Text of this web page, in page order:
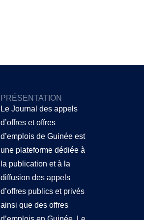
PRÉSENTATION
Le Journal des appels
d’offres et offres
d’emplois de Guinéeest
une plateforme dédiée à
la publication et à la
diffusion des appels
d’offres publics et privés
ainsi que des offres